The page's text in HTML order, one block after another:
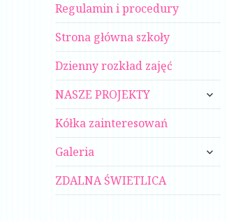
Regulamin i procedury
Strona główna szkoły
Dzienny rozkład zajęć
NASZE PROJEKTY
rozwiń
Kółka zainteresowań
Galeria
rozwiń
ZDALNA ŚWIETLICA